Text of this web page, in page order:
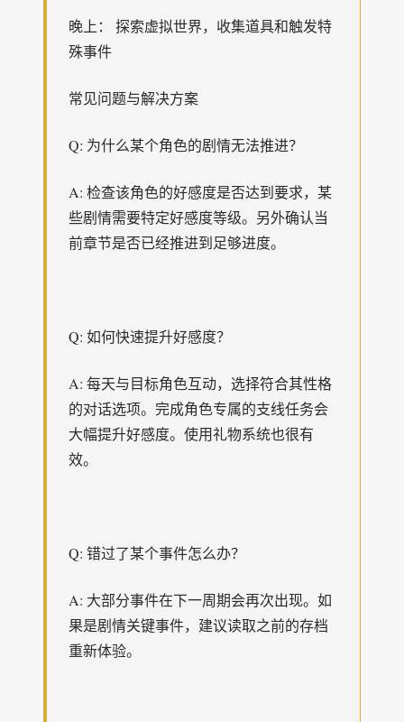
晚上： 探索虚拟世界，收集道具和触发特
殊事件
常见问题与解决方案
Q: 为什么某个角色的剧情无法推进？
A: 检查该角色的好感度是否达到要求，某
些剧情需要特定好感度等级。另外确认当
前章节是否已经推进到足够进度。
Q: 如何快速提升好感度？
A: 每天与目标角色互动，选择符合其性格
的对话选项。完成角色专属的支线任务会
大幅提升好感度。使用礼物系统也很有
效。
Q: 错过了某个事件怎么办？
A: 大部分事件在下一周期会再次出现。如
果是剧情关键事件，建议读取之前的存档
重新体验。